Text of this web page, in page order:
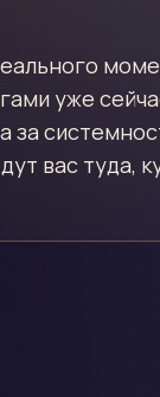
уже
за
вас туда,